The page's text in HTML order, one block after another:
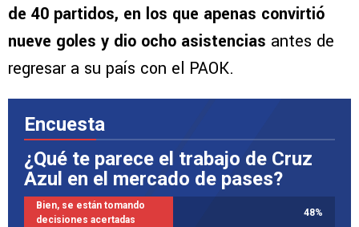
de 40 partidos, en los que apenas convirtió
nueve goles y dio ocho asistencias antes de
regresar a su país con el PAOK.
Encuesta
¿Qué te parece el trabajo de Cruz
Azul en el mercado de pases?
Bien, se están tomando
decisiones acertadas
48%